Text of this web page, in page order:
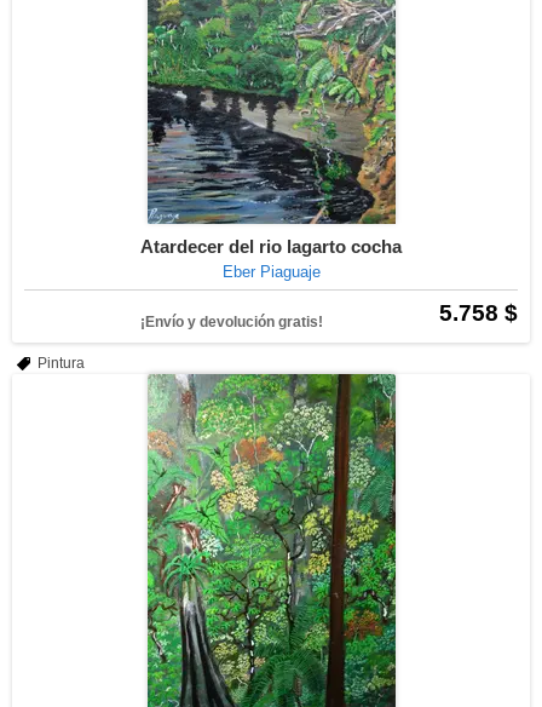
Atardecer del rio lagarto cocha
Eber Piaguaje
5.758 $
¡Envío y devolución gratis!
Pintura